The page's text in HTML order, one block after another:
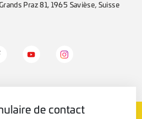
Praz 81, 1965 Savièse, Suisse
de contact